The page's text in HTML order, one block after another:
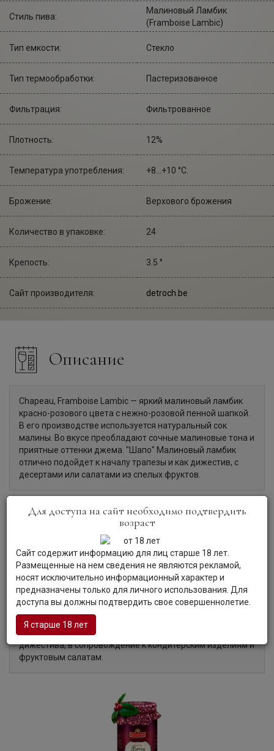
Стиль пива:
Малиновый Ламбик
(Framboise Lambic)
Тип емкости: Стекло
Тип термообработки: Пастеризованное
Фильтрация: Фильтрованное
Плотность: 12%
Температура употребления: +8...+10 °С.
Брожение: Верхового брожения
Количество в упаковке: 24
Крепость: 3.5 °
Сайт производителя: detroch.be
Описание
Chapeau, Framboise Lambic — яркий малиновый ламбик
красно-розового цвета с нежно-розовой пенной шапкой.
В его производстве используется натуральный сок
малины. Во вкусе преобладают сочные малиновые тона и
приятные оттенки джема. "Шапо" Малиновый ламбик
отлично подойдет к началу трапезы и как дижестив, с
десертами или салатами из спелых фруктов.
Органолептические характеристики:
Цвет:Пиво яркого красно-розового цвета.
Аромат:В свежем аромате пива доминируют малиновые
тона.
Вкус:Вкус пива характеризуется сладкими, ярко
выраженными нотками малинового джема и сочными
переливами свежих ягод.
Гастрономия:Пиво подается в качестве аперитива или
дижестива, в сопровождение к кондитерским изделиям и
фруктовым салатам.
Для доступа на сайт необходимо подтвердить
возраст
Сайт содержит информацию для лиц старше 18 лет.
Размещенные на нем сведения не являются рекламой,
носят исключительно информационный характер и
предназначены только для личного использования. Для
доступа вы должны подтвердить свое совершеннолетие.
Я старше 18 лет